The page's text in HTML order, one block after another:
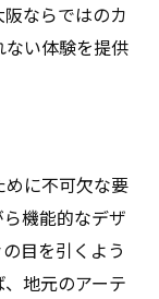
ならではのカ
い体験を提供
に不可欠な要
機能的なデザ
目を引くよう
地元のアーテ